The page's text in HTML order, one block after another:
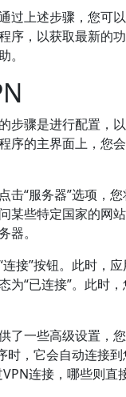
过上述步骤，您可
序，以获取最新的
骤是进行配置，
序的主界面上，您
“服务器”选项，
某些特定国家的网
。
接”按钮。此时，
“已连接”。此时
了一些高级设置，
时，它会自动连接
连接，哪些则直